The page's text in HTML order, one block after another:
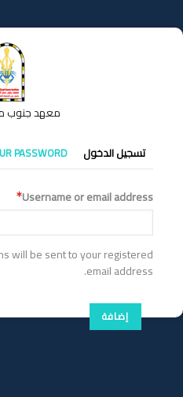
إلى
المحتوى
معهد جنوب
التبويبات
الأساسية
تسجيل الدخول PASSWORD
Username or email address
will be sent to your registered
email address.